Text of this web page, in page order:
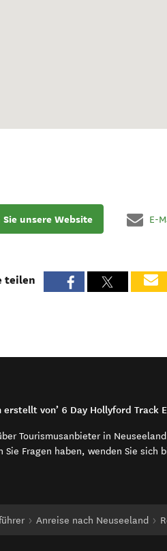
Sie unsere Website E-
teilen
von’ 6 Day Hollyford Track
Tourismusanbieter in
Fragen haben, wenden Sie
Anreise nach Neuseeland